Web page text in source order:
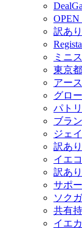
OPEN
訳あ
ミニ
東京
アー
グロ
パトリ
ブラ
ジェ
訳あ
イエ
訳あ
サポ
ソク
共有
イエ